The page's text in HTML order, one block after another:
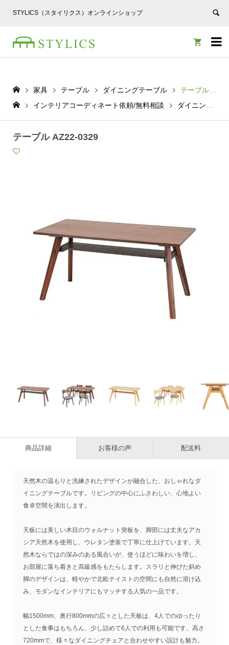
STYLICS（スタイリクス）オンラインショップ


家具 テーブル ダイニングテーブル
テーブル AZ22-0329
インテリアコーディネート依頼/無料相談
ダイニングテーブル
テーブル AZ22-0329
商品詳細 お客様の声 配送料
天然木の温もりと洗練されたデザインが融合した、おしゃれなダ
イニングテーブルです。リビングの中心にふさわしい、心地よい
食卓空間を演出します。
天板には美しい木目のウォルナット突板を、脚部には丈夫なアカ
シア天然木を使用し、ウレタン塗装で丁寧に仕上げています。天
然木ならではの深みのある風合いが、使うほどに味わいを増し、
お部屋に落ち着きと高級感をもたらします。スラリと伸びた斜め
脚のデザインは、軽やかで北欧テイストの空間にも自然に溶け込
み、モダンなインテリアにもマッチする人気の一品です。
幅1500mm、奥行800mmの広々とした天板は、4人でのゆったり
とした食事はもちろん、少し詰めて6人での利用も可能です。高さ
720mmで、様々なダイニングチェアと合わせやすい設計も魅力。